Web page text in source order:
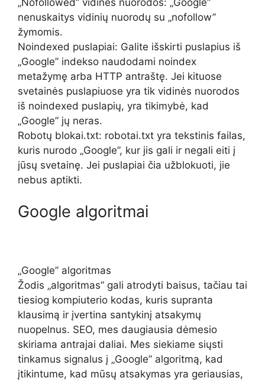
nenuskaitys vidinių nuorodų su „nofollow”
žymomis.
Noindexed puslapiai: Galite išskirti puslapius iš
„Google” indekso naudodami noindex
metažymę arba HTTP antraštę. Jei kituose
svetainės puslapiuose yra tik vidinės nuorodos
iš noindexed puslapių, yra tikimybė, kad
„Google” jų neras.
Robotų blokai.txt: robotai.txt yra tekstinis failas,
kuris nurodo „Google”, kur jis gali ir negali eiti į
jūsų svetainę. Jei puslapiai čia užblokuoti, jie
nebus aptikti.
Google algoritmai
„Google” algoritmas
Žodis „algoritmas” gali atrodyti baisus, tačiau tai
tiesiog kompiuterio kodas, kuris supranta
klausimą ir įvertina santykinį atsakymų
nuopelnus. SEO, mes daugiausia dėmesio
skiriama antrajai daliai. Mes siekiame siųsti
tinkamus signalus į „Google” algoritmą, kad
įtikintume, kad mūsų atsakymas yra geriausias,